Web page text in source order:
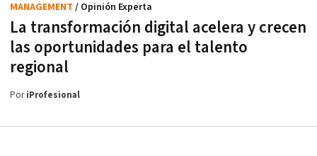
La transformación digital acelera y crecen
las oportunidades para el talento
regional
MANAGEMENT / Opinión Experta
PoriProfesional